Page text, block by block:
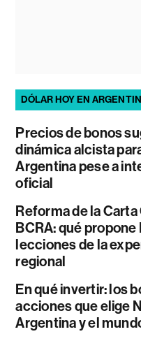
DÓLAR HOY EN
Precios de bonos
dinámica alcista
Argentina pese a
oficial
Reforma de la
BCRA: qué propone
lecciones de la
regional
En qué invertir: los
acciones que elige
Argentina y el